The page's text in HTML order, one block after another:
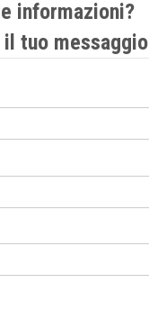
informazioni?
tuo messaggio